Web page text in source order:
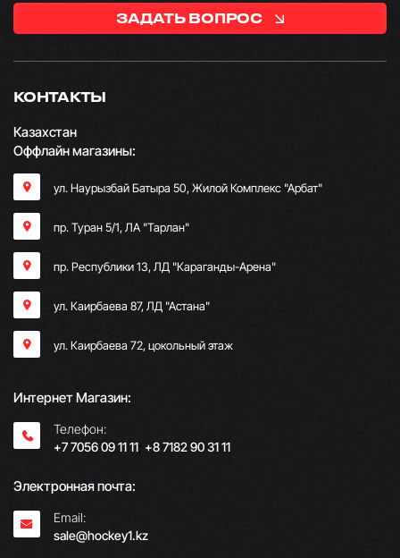
КОНТАКТЫ
Казахстан
Оффлайн магазины:
ул. Наурызбай Батыра 50, Жилой Комплекс "Арбат"
пр. Туран 5/1, ЛА "Тарлан"
пр. Республики 13, ​ЛД "Караганды-Арена"
ул. Каирбаева 87, ЛД "Астана"
ул. Каирбаева 72, цокольный этаж
Интернет Магазин:
Телефон:
+7 7056 09 11 11; +8 7182 90 31 11
Электронная почта:
Email:
sale@hockey1.kz
ЗАДАТЬ ВОПРОС